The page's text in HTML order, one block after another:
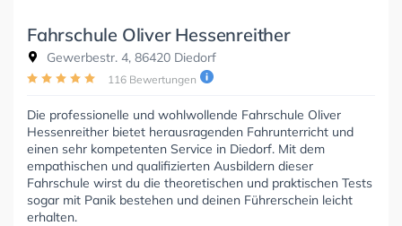
Fahrschule Oliver Hessenreither
Gewerbestr. 4, 86420 Diedorf
116 Bewertungen
Die professionelle und wohlwollende Fahrschule Oliver
Hessenreither bietet herausragenden Fahrunterricht und
einen sehr kompetenten Service in Diedorf. Mit dem
empathischen und qualifizierten Ausbildern dieser
Fahrschule wirst du die theoretischen und praktischen Tests
sogar mit Panik bestehen und deinen Führerschein leicht
erhalten.